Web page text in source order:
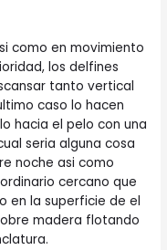
como en movimiento
los delfines
tanto vertical
caso lo hacen
hacia el pelo con una
seri­a alguna cosa
noche asi­ como
cercano que
en la superficie de el
madera flotando